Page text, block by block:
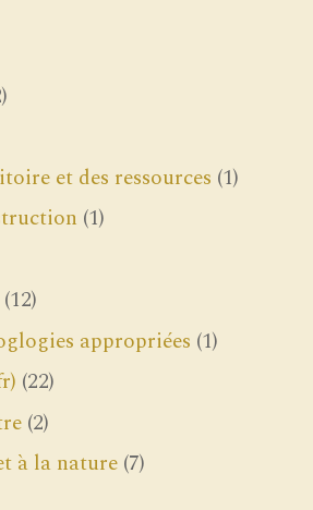
et des ressources (1)
(1)
(12)
appropriées (1)
(22)
(2)
à la nature (7)